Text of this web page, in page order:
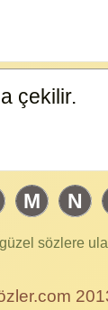
çekilir.
M N
sözlere